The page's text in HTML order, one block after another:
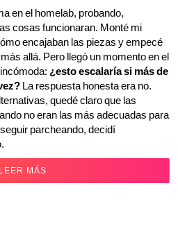
en el homelab, probando,
cosas funcionaran. Monté mi
encajaban las piezas y empecé
allá. Pero llegó un momento en el
¿esto escalaría si más de
La respuesta honesta era no.
quedé claro que las
no eran las más adecuadas para
parcheando, decidí
LEER MÁS